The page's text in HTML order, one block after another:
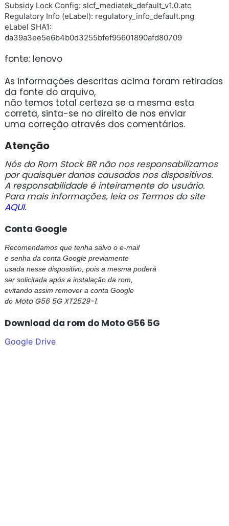
Subsidy Lock Config: slcf_mediatek_default_v1.0.atc
Regulatory Info (eLabel): regulatory_info_default.png
eLabel SHA1:
da39a3ee5e6b4b0d3255bfef95601890afd80709
fonte: lenovo
As informações descritas acima foram retiradas
da fonte do arquivo,
não temos total certeza se a mesma esta
correta, sinta-se no direito de nos enviar
uma correção através dos comentários.
Atenção
Nós do Rom Stock BR não nos responsabilizamos
por quaisquer danos causados nos dispositivos.
A responsabilidade é inteiramente do usuário.
Para mais informações, leia os Termos do site
AQUI.
Conta Google
Recomendamos que tenha salvo o e-mail
e senha da conta Google previamente
usada nesse dispositivo, pois a mesma poderá
ser solicitada após a instalação da rom,
evitando assim remover a conta Google
do Moto G56 5G XT2529-1.
Download da rom do Moto G56 5G
Google Drive